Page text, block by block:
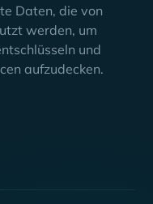
Daten, die von
werden, um
und
aufzudecken.